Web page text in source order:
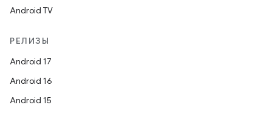
Android TV
РЕЛИЗЫ
Android 17
Android 16
Android 15